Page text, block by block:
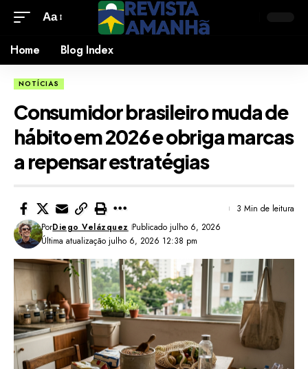
Aa
Home Blog Index
NOTÍCIAS
Consumidor brasileiro muda de
hábito em 2026 e obriga marcas
a repensar estratégias
Última atualização julho 6, 2026 12:38 pm
PorDiego Velázquez Publicado julho 6, 2026
3 Min de leitura